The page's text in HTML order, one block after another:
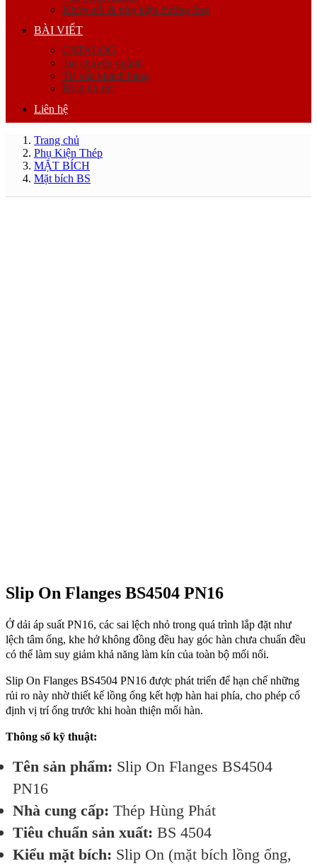
Khớp nối & phụ kiện đường ống
BÀI VIẾT
CATALOG
Tin chuyên ngành
Tư vấn khách hàng
Blog tin tức
Liên hệ
Trang chủ
Phụ Kiện Thép
MẶT BÍCH
Mặt bích BS
Slip On Flanges BS4504 PN16
Ở dải áp suất PN16, các sai lệch nhỏ trong quá trình lắp đặt như
lệch tâm ống, khe hở không đồng đều hay góc hàn chưa chuẩn đều
có thể làm suy giảm khả năng làm kín của toàn bộ mối nối.
Slip On Flanges BS4504 PN16 được phát triển để hạn chế những
rủi ro này nhờ thiết kế lồng ống kết hợp hàn hai phía, cho phép cố
định vị trí ống trước khi hoàn thiện mối hàn.
Thông số kỹ thuật:
Tên sản phẩm: Slip On Flanges BS4504
PN16
Nhà cung cấp: Thép Hùng Phát
Tiêu chuẩn sản xuất: BS 4504
Kiểu mặt bích: Slip On (mặt bích lồng ống,